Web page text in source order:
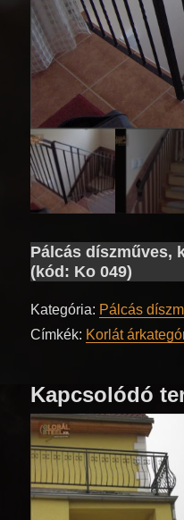
Pálcás díszműves,
(kód: Ko 049)
Kategória: Pálcás
Címkék: Korlát
Kapcsolódó